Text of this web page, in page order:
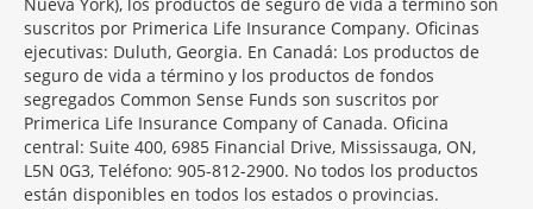
suscritos por Primerica Life Insurance Company. Oficinas
ejecutivas: Duluth, Georgia. En Canadá: Los productos de
seguro de vida a término y los productos de fondos
segregados Common Sense Funds son suscritos por
Primerica Life Insurance Company of Canada. Oficina
central: Suite 400, 6985 Financial Drive, Mississauga, ON,
L5N 0G3, Teléfono: 905-812-2900. No todos los productos
están disponibles en todos los estados o provincias.